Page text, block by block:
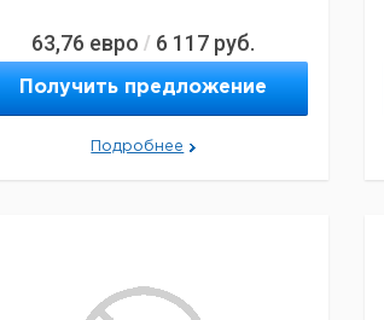
63,76 евро / 6 117 руб.
Получить предложение
Подробнее